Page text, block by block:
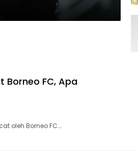
Borneo FC, Apa
oleh Borneo FC….